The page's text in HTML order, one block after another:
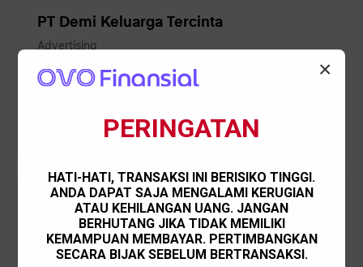
×
PERINGATAN
HATI-HATI, TRANSAKSI INI BERISIKO TINGGI.
ANDA DAPAT SAJA MENGALAMI KERUGIAN
ATAU KEHILANGAN UANG. JANGAN
BERHUTANG JIKA TIDAK MEMILIKI
KEMAMPUAN MEMBAYAR. PERTIMBANGKAN
SECARA BIJAK SEBELUM BERTRANSAKSI.
PT Demi Keluarga Tercinta
Advertising
OMU hanya membutuhkan biaya admin Rp300rb dan bunga
sekitar 2%. Sangat oke dan lebih murah dibandingkan yang
pendaftarannya cepat. Saat mendaftar, feedback-nya
langsung masuk ke email saya.
PT Satu Fokus Optima
Outsourcing provider
Skemanya sudah cukup bagus dan terstruktur karena melalui
tahap pemberkasan terlebih dahulu. Dimulai dengan